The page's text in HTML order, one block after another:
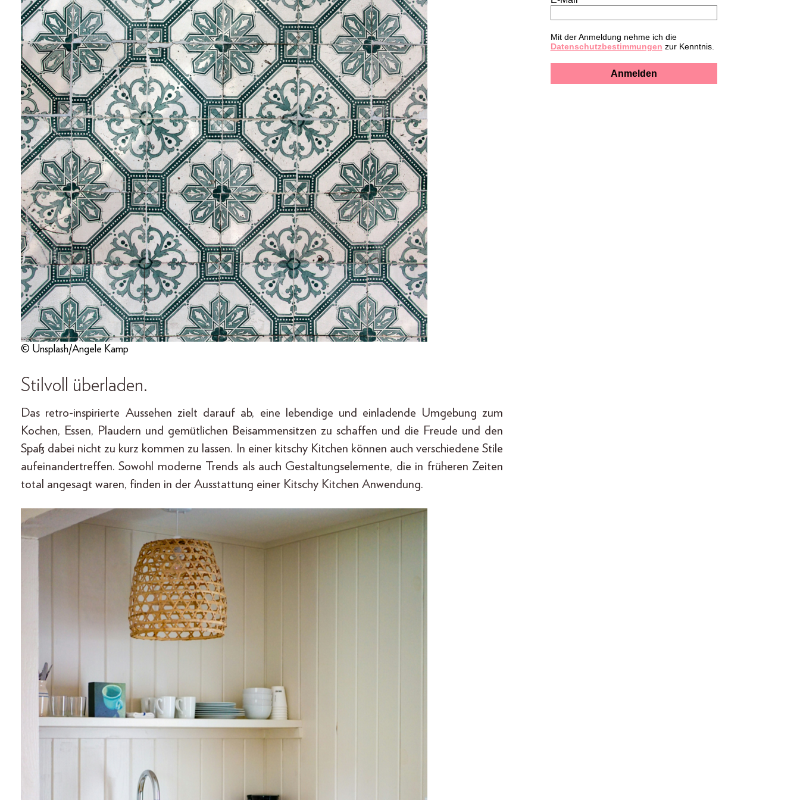
© Unsplash/Angele Kamp
Stilvoll überladen.
Das retro-inspirierte Aussehen zielt darauf ab, eine lebendige und einladende Umgebung zum
Kochen, Essen, Plaudern und gemütlichen Beisammensitzen zu schaffen und die Freude und den
Spaß dabei nicht zu kurz kommen zu lassen. In einer kitschy Kitchen können auch verschiedene Stile
aufeinandertreffen. Sowohl moderne Trends als auch Gestaltungselemente, die in früheren Zeiten
total angesagt waren, finden in der Ausstattung einer Kitschy Kitchen Anwendung.